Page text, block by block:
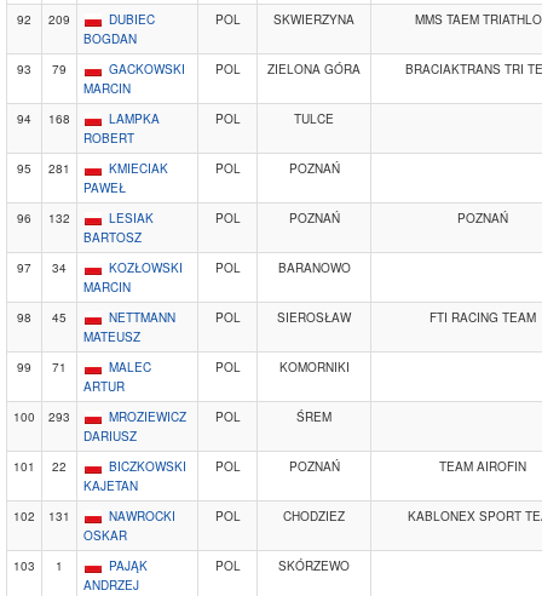
92 209
DUBIEC
BOGDAN
POL SKWIERZYNA MMS TAEM
93 79
GACKOWSKI
MARCIN
POL ZIELONA GÓRA BRACIAKTRANS TRI
94 168
LAMPKA
ROBERT
POL TULCE
95 281
KMIECIAK
PAWEŁ
POL POZNAŃ
96 132
LESIAK
BARTOSZ
POL POZNAŃ POZNAŃ
97 34
KOZŁOWSKI
MARCIN
POL BARANOWO
98 45
NETTMANN
MATEUSZ
POL SIEROSŁAW FTI RACING TEAM
99 71
MALEC
ARTUR
POL KOMORNIKI
100 293
MROZIEWICZ
DARIUSZ
POL ŚREM
101 22
BICZKOWSKI
KAJETAN
POL POZNAŃ TEAM AIROFIN
102 131
NAWROCKI
OSKAR
POL CHODZIEZ KABLONEX SPORT
103 1
PAJĄK
ANDRZEJ
POL SKÓRZEWO